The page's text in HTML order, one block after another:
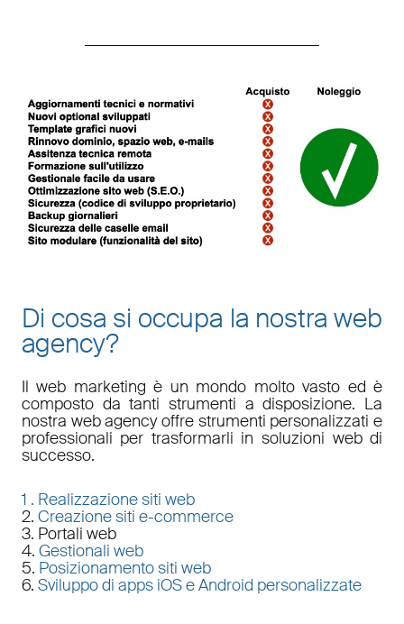
Di cosa si occupa la nostra web
agency?
Ilweb marketing è un mondo molto vasto ed è
composto da tanti strumenti a disposizione. La
nostra web agencyoffre strumenti personalizzati e
professionali per trasformarli in soluzioni web di
successo.
1 . Realizzazione siti web
2. Creazione siti e-commerce
3. Portali web
4. Gestionali web
5. Posizionamento siti web
6. Sviluppo di apps iOS e Android personalizzate